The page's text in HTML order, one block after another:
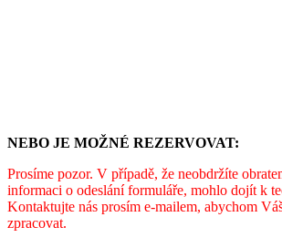
NEBO JE MOŽNÉ REZERVOVAT:
Prosíme pozor. V případě, že neobdržíte
informaci o odeslání formuláře, mohlo dojít k
Kontaktujte nás prosím e-mailem, abychom
zpracovat.